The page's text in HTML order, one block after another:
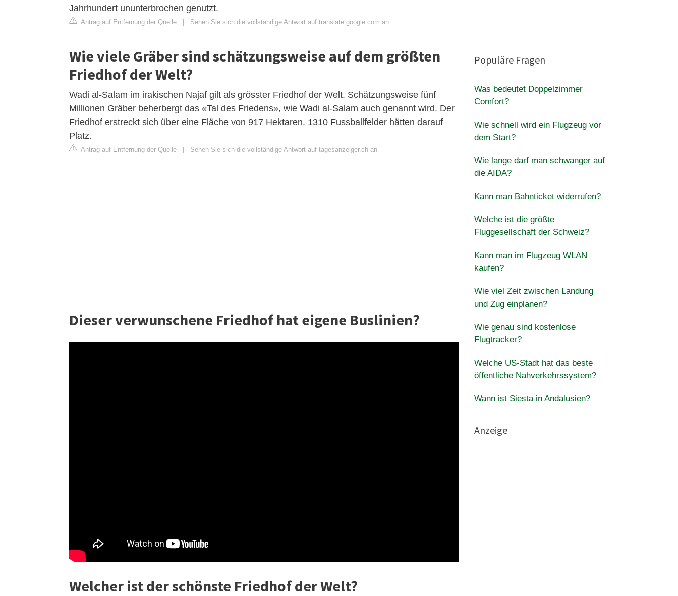
Jahrhundert ununterbrochen genutzt.
Antrag auf Entfernung der Quelle Sehen Sie sich die vollständige Antwort auf translate.google.com an
Wie viele Gräber sind schätzungsweise auf dem größten
Friedhof der Welt?
Wadi al-Salam im irakischen Najaf gilt als grösster Friedhof der Welt. Schätzungsweise fünf
Millionen Gräber beherbergt das «Tal des Friedens», wie Wadi al-Salam auch genannt wird. Der
Friedhof erstreckt sich über eine Fläche von 917 Hektaren. 1310 Fussballfelder hätten darauf
Platz.
Antrag auf Entfernung der Quelle Sehen Sie sich die vollständige Antwort auf tagesanzeiger.ch an
Dieser verwunschene Friedhof hat eigene Buslinien?
Welcher ist der schönste Friedhof der Welt?
Populäre Fragen
Was bedeutet Doppelzimmer
Comfort?
Wie schnell wird ein Flugzeug vor
dem Start?
Wie lange darf man schwanger auf
die AIDA?
Kann man Bahnticket widerrufen?
Welche ist die größte
Fluggesellschaft der Schweiz?
Kann man im Flugzeug WLAN
kaufen?
Wie viel Zeit zwischen Landung
und Zug einplanen?
Wie genau sind kostenlose
Flugtracker?
Welche US-Stadt hat das beste
öffentliche Nahverkehrssystem?
Wann ist Siesta in Andalusien?
Anzeige